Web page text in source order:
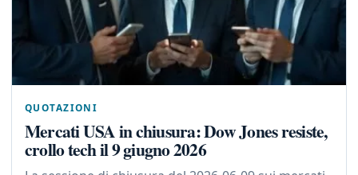
QUOTAZIONI
Mercati USA in chiusura: Dow Jones resiste,
crollo tech il 9 giugno 2026